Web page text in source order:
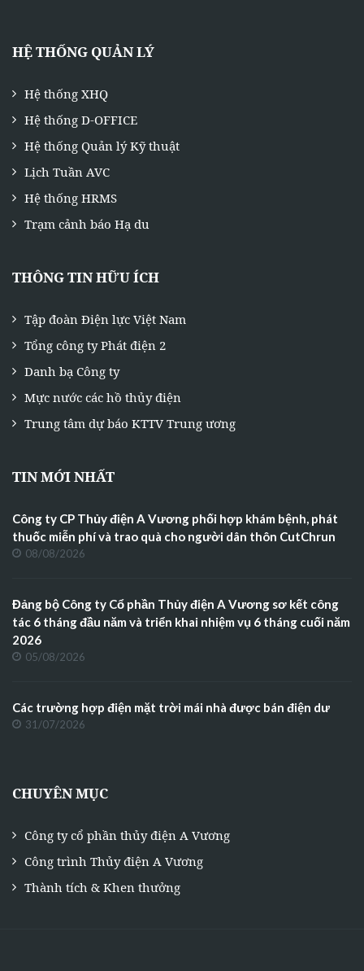
HỆ THỐNG QUẢN LÝ
Hệ thống XHQ
Hệ thống D-OFFICE
Hệ thống Quản lý Kỹ thuật
Lịch Tuần AVC
Hệ thống HRMS
Trạm cảnh báo Hạ du
THÔNG TIN HỮU ÍCH
Tập đoàn Điện lực Việt Nam
Tổng công ty Phát điện 2
Danh bạ Công ty
Mực nước các hồ thủy điện
Trung tâm dự báo KTTV Trung ương
TIN MỚI NHẤT
Công ty CP Thủy điện A Vương phối hợp khám bệnh, phát
thuốc miễn phí và trao quà cho người dân thôn CutChrun
08/08/2026
Đảng bộ Công ty Cổ phần Thủy điện A Vương sơ kết công
tác 6 tháng đầu năm và triển khai nhiệm vụ 6 tháng cuối năm
2026
05/08/2026
Các trường hợp điện mặt trời mái nhà được bán điện dư
31/07/2026
CHUYÊN MỤC
Công ty cổ phần thủy điện A Vương
Công trình Thủy điện A Vương
Thành tích & Khen thưởng